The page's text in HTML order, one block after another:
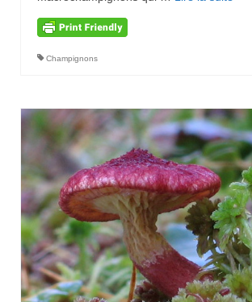
Champignons